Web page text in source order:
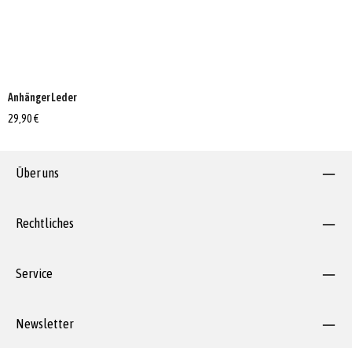
Anhänger Leder
29,90 €
Über uns
Rechtliches
Service
Newsletter